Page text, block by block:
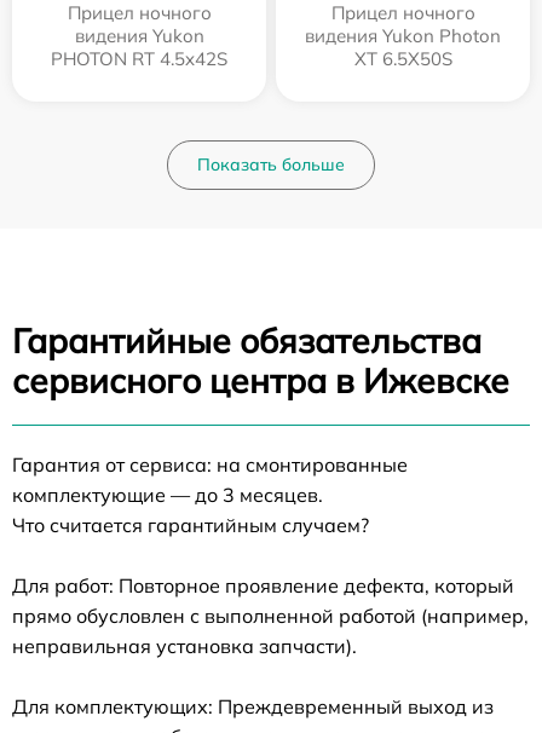
Прицел ночного
видения Yukon
PHOTON RT 4.5x42S
Прицел ночного
видения Yukon Photon
XT 6.5X50S
Показать больше
Гарантийные обязательства
сервисного центра в Ижевске
Гарантия от сервиса: на смонтированные
комплектующие — до 3 месяцев.
Что считается гарантийным случаем?
Для работ: Повторное проявление дефекта, который
прямо обусловлен с выполненной работой (например,
неправильная установка запчасти).
Для комплектующих: Преждевременный выход из